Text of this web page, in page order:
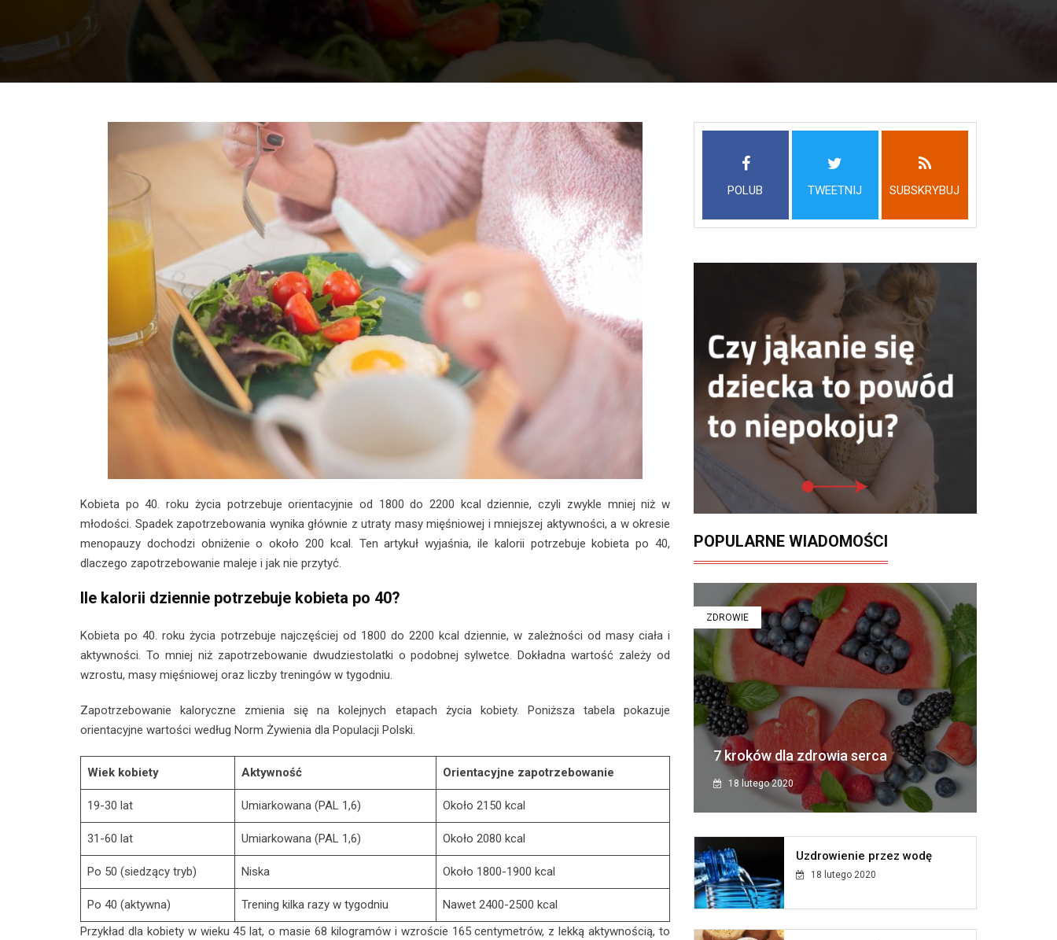
​Kobieta po 40. roku życia potrzebuje orientacyjnie od 1800 do 2200 kcal dziennie, czyli zwykle mniej niż w
młodości. Spadek zapotrzebowania wynika głównie z utraty masy mięśniowej i mniejszej aktywności, a w okresie
menopauzy dochodzi obniżenie o około 200 kcal. Ten artykuł wyjaśnia, ile kalorii potrzebuje kobieta po 40,
dlaczego zapotrzebowanie maleje i jak nie przytyć.
Ile kalorii dziennie potrzebuje kobieta po 40?
Kobieta po 40. roku życia potrzebuje najczęściej od 1800 do 2200 kcal dziennie, w zależności od masy ciała i
aktywności. To mniej niż zapotrzebowanie dwudziestolatki o podobnej sylwetce. Dokładna wartość zależy od
wzrostu, masy mięśniowej oraz liczby treningów w tygodniu.
Zapotrzebowanie kaloryczne zmienia się na kolejnych etapach życia kobiety. Poniższa tabela pokazuje
orientacyjne wartości według Norm Żywienia dla Populacji Polski.
Wiek kobiety Aktywność Orientacyjne zapotrzebowanie
19-30 lat Umiarkowana (PAL 1,6) Około 2150 kcal
31-60 lat Umiarkowana (PAL 1,6) Około 2080 kcal
Po 50 (siedzący tryb) Niska Około 1800-1900 kcal
Po 40 (aktywna) Trening kilka razy w tygodniu
Nawet 2400-2500 kcal
Przykład dla kobiety w wieku 45 lat, o masie 68 kilogramów i wzroście 165 centymetrów, z lekką aktywnością, to
POLUB TWEETNIJ SUBSKRYBUJ
POPULARNE WIADOMOŚCI
ZDROWIE
7 kroków dla zdrowia serca
18 lutego 2020
Uzdrowienie przez wodę
18 lutego 2020